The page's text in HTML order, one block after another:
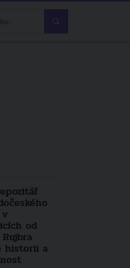
v
od
Rujbra
historii a